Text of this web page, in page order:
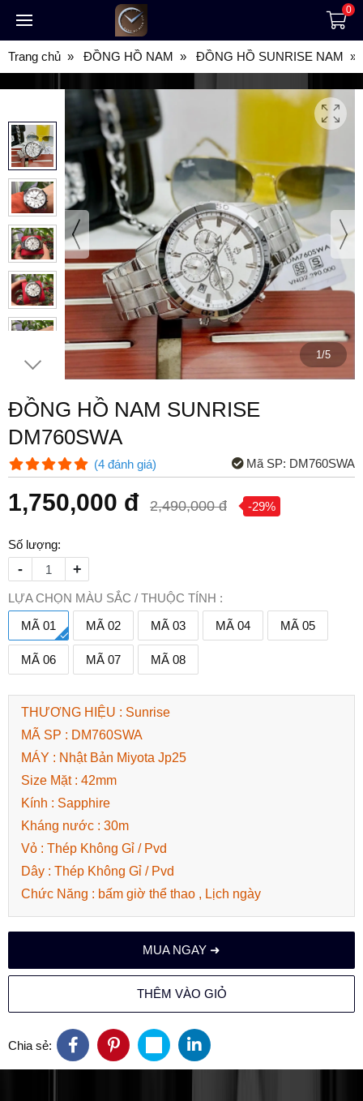
0
Trang chủ ĐỒNG HỒ NAM ĐỒNG HỒ SUNRISE NAM
1/5
ĐỒNG HỒ NAM SUNRISE
DM760SWA
(4 đánh giá) Mã SP: DM760SWA
1,750,000 đ 2,490,000 đ -29%
Số lượng:
- +
LỰA CHỌN MÀU SẮC / THUỘC TÍNH :
MÃ 01
MÃ 02 MÃ 03 MÃ 04 MÃ 05
MÃ 06 MÃ 07 MÃ 08
THƯƠNG HIỆU : Sunrise
MÃ SP : DM760SWA
MÁY : Nhật Bản Miyota Jp25
Size Mặt : 42mm
Kính : Sapphire
Kháng nước : 30m
Vỏ : Thép Không Gỉ / Pvd
Dây : Thép Không Gỉ / Pvd
Chức Năng : bấm giờ thể thao , Lịch ngày
MUA NGAY ➜
THÊM VÀO GIỎ
Chia sẻ: